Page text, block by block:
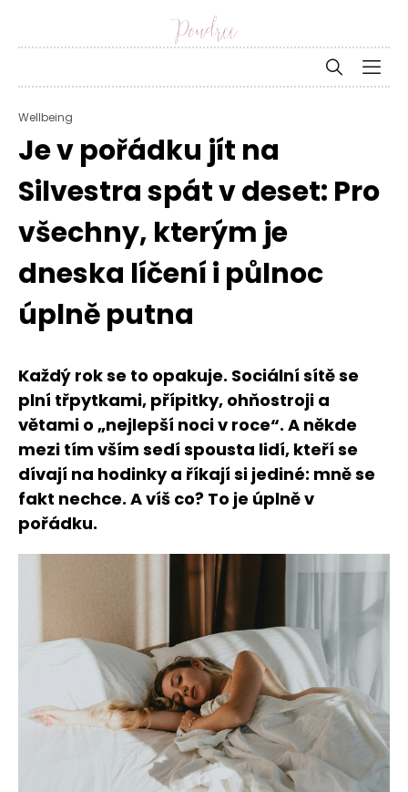
Wellbeing
Je v pořádku jít na
Silvestra spát v deset: Pro
všechny, kterým je
dneska líčení i půlnoc
úplně putna
Každý rok se to opakuje. Sociální sítě se
plní třpytkami, přípitky, ohňostroji a
větami o „nejlepší noci v roce“. A někde
mezi tím vším sedí spousta lidí, kteří se
dívají na hodinky a říkají si jediné: mně se
fakt nechce. A víš co? To je úplně v
pořádku.